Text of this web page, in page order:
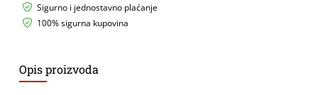
GU10,
IP20,
LB-
1011
Sigurno i jednostavno plaćanje
100% sigurna kupovina
Opis proizvoda